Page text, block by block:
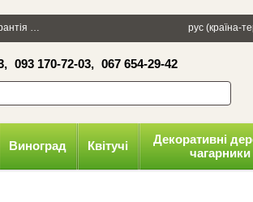
Політика
рус (країна-
093 170-72-03, 067 654-29-42
Виноград Квітучі
Декоративні
чагарники